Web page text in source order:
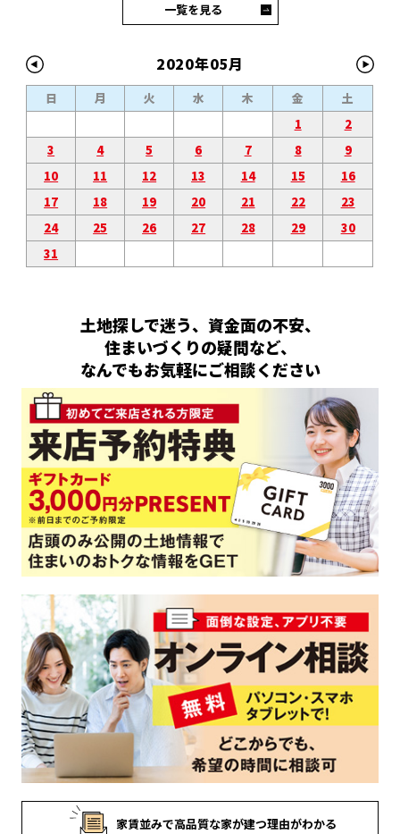
一覧を見る
2020年05月
日 月 火 水 木 金
土
1
2
3
4 5 6 7 8
9
10
11 12 13 14 15
16
17
18 19 20 21 22
23
24
25 26 27 28 29
30
31
土地探しで迷う、資金面の不安、
住まいづくりの疑問など、
なんでもお気軽にご相談ください
家賃並みで高品質な家が建つ理由がわかる